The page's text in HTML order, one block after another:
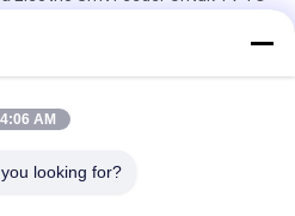
12 16 24mm untuk Mesin Pick
8/12/16 / 24mm Untuk
4:06 AM
looking for?